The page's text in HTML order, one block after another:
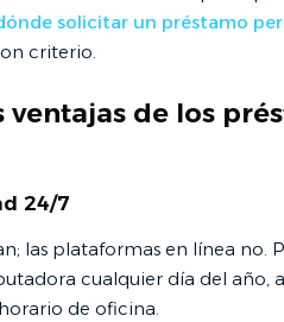
solicitar un préstamo
criterio.
ventajas de los
24/7
las plataformas en línea no.
cualquier día del año,
de oficina.